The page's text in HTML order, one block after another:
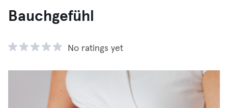
Bauchgefühl
No ratings yet